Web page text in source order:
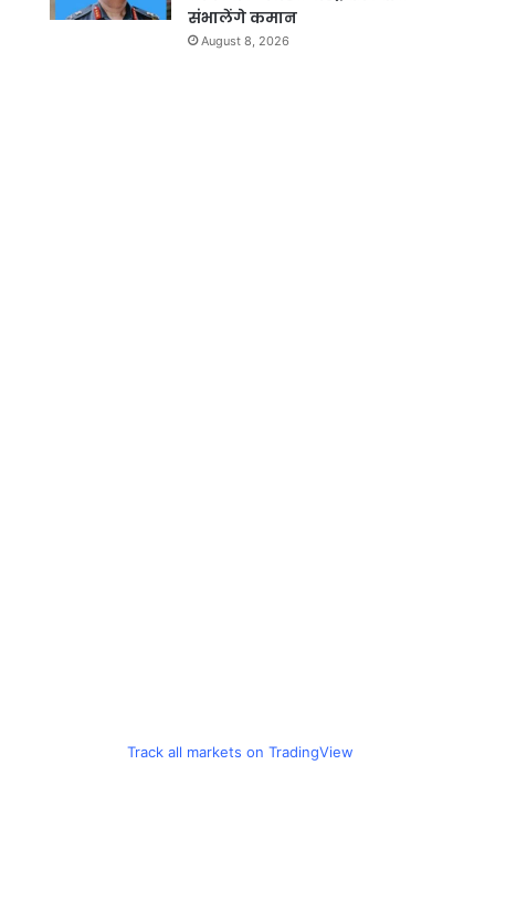
संभालेंगे कमान
August 8, 2026
Track all markets on TradingView